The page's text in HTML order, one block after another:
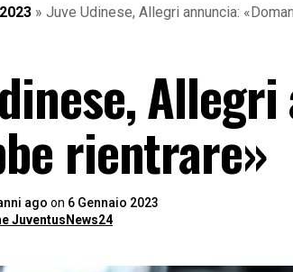
2023 » Juve Udinese, Allegri annuncia:
rientrare»
ago on 6 Gennaio 2023
JuventusNews24